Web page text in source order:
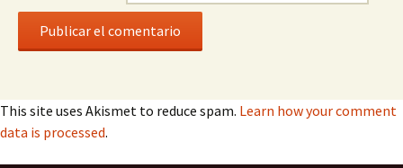
This site uses Akismet to reduce spam. Learn how your comment
data is processed.